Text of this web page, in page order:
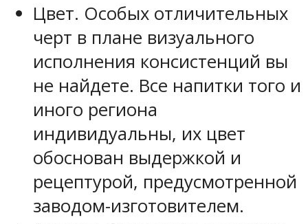
Цвет. Особых отличительных
черт в плане визуального
исполнения консистенций вы
не найдете. Все напитки того и
иного региона
индивидуальны, их цвет
обоснован выдержкой и
рецептурой, предусмотренной
заводом-изготовителем.